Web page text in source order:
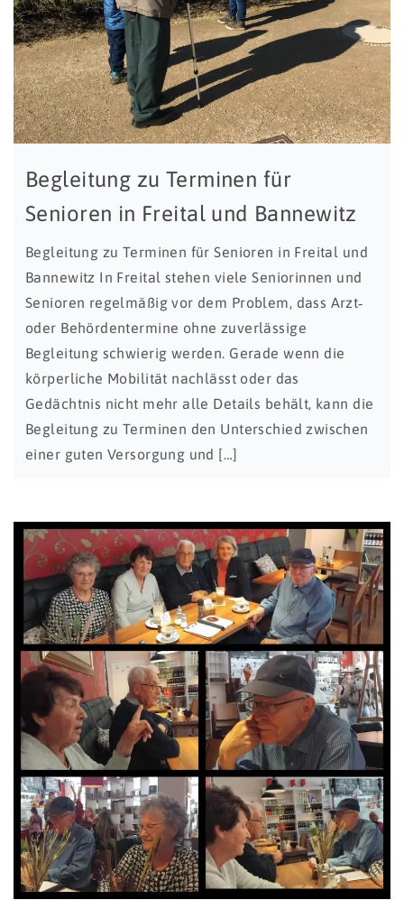
Begleitung zu Terminen für
Senioren in Freital und Bannewitz
Begleitung zu Terminen für Senioren in Freital und
Bannewitz In Freital stehen viele Seniorinnen und
Senioren regelmäßig vor dem Problem, dass Arzt‑
oder Behördentermine ohne zuverlässige
Begleitung schwierig werden. Gerade wenn die
körperliche Mobilität nachlässt oder das
Gedächtnis nicht mehr alle Details behält, kann die
Begleitung zu Terminen den Unterschied zwischen
einer guten Versorgung und […]